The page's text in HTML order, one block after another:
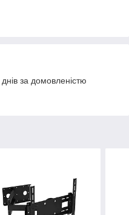
за домовленістю